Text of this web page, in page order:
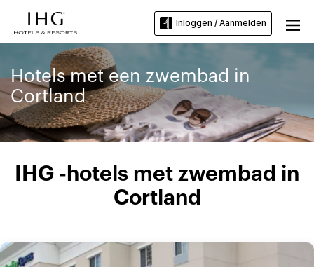
Inloggen / Aanmelden
Hotels met een zwembad in
Cortland
IHG -hotels met zwembad in
Cortland